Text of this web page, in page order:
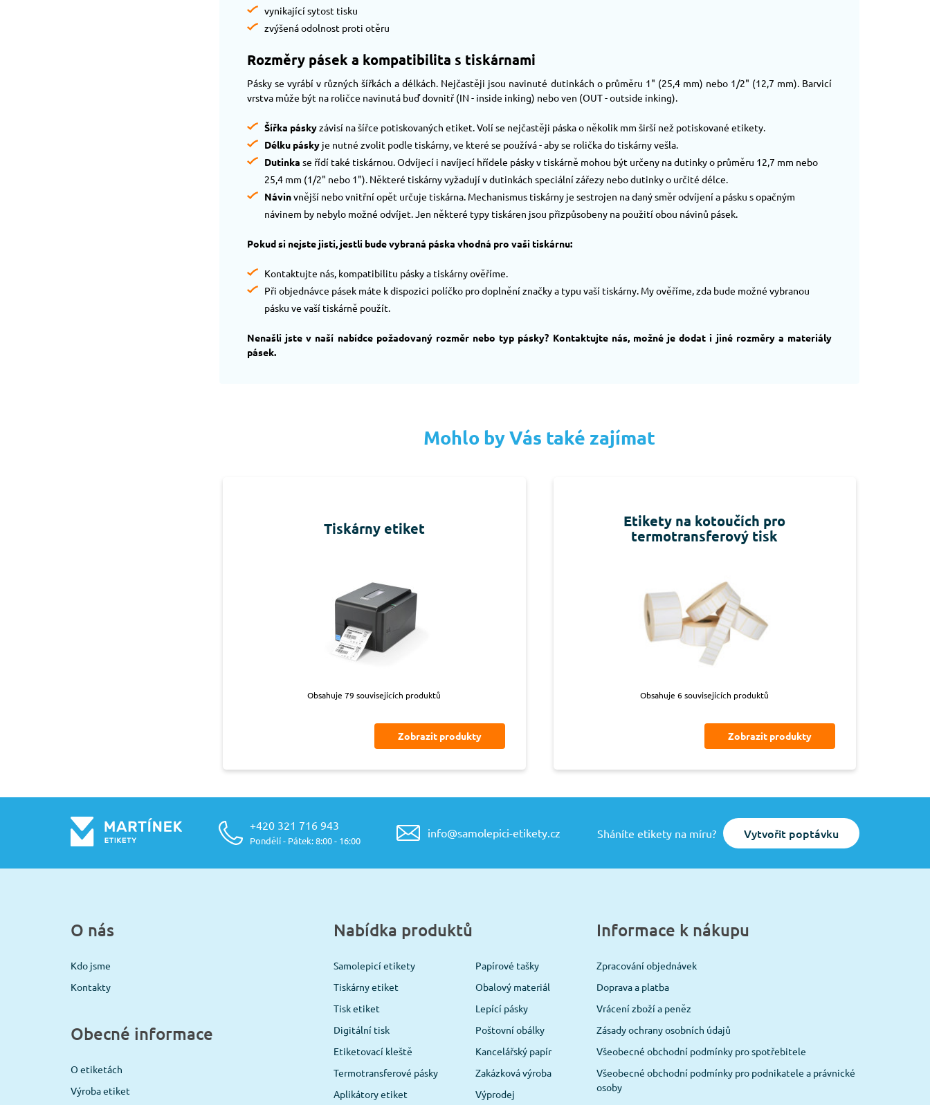
vynikající sytost tisku
zvýšená odolnost proti otěru
Rozměry pásek a kompatibilita s tiskárnami
Pásky se vyrábí v různých šířkách a délkách. Nejčastěji jsou navinuté dutinkách o průměru 1" (25,4 mm) nebo 1/2" (12,7 mm). Barvicí
vrstva může být na roličce navinutá buď dovnitř (IN - inside inking) nebo ven (OUT - outside inking).
Šířka páskyzávisí na šířce potiskovaných etiket. Volí se nejčastěji páska o několik mm širší než potiskované etikety.
Délku pásky je nutné zvolit podle tiskárny, ve které se používá - aby se rolička do tiskárny vešla.
Dutinka se řídí také tiskárnou. Odvíjecí i navíjecí hřídele pásky v tiskárně mohou být určeny na dutinky o průměru 12,7 mm nebo
25,4 mm (1/2" nebo 1"). Některé tiskárny vyžadují v dutinkách speciální zářezy nebo dutinky o určité délce.
Návinvnější nebo vnitřní opět určuje tiskárna. Mechanismus tiskárny je sestrojen na daný směr odvíjení a pásku s opačným
návinem by nebylo možné odvíjet. Jen některé typy tiskáren jsou přizpůsobeny na použití obou návinů pásek.
Pokud si nejste jisti, jestli bude vybraná páska vhodná pro vaši tiskárnu:
Kontaktujte nás, kompatibilitu pásky a tiskárny ověříme.
Při objednávce pásek máte k dispozici políčko pro doplnění značky a typu vaší tiskárny. My ověříme, zda bude možné vybranou
pásku ve vaší tiskárně použít.
Nenašli jste v naší nabídce požadovaný rozměr nebo typ pásky? Kontaktujte nás, možné je dodat i jiné rozměry a materiály
pásek.
Mohlo by Vás také zajímat
Tiskárny etiket
Obsahuje 79 souvisejících produktů
Zobrazit produkty
Etikety na kotoučích pro
termotransferový tisk
Obsahuje 6 souvisejících produktů
Zobrazit produkty
+420 321 716 943
Pondělí - Pátek: 8:00 - 16:00
info@samolepici-etikety.cz Sháníte etikety na míru? Vytvořit poptávku
O nás
Kdo jsme
Kontakty
Obecné informace
O etiketách
Výroba etiket
Nabídka produktů
Samolepicí etikety
Tiskárny etiket
Tisk etiket
Digitální tisk
Etiketovací kleště
Termotransferové pásky
Aplikátory etiket
Papírové tašky
Obalový materiál
Lepící pásky
Poštovní obálky
Kancelářský papír
Zakázková výroba
Výprodej
Informace k nákupu
Zpracování objednávek
Doprava a platba
Vrácení zboží a peněz
Zásady ochrany osobních údajů
Všeobecné obchodní podmínky pro spotřebitele
Všeobecné obchodní podmínky pro podnikatele a právnické
osoby